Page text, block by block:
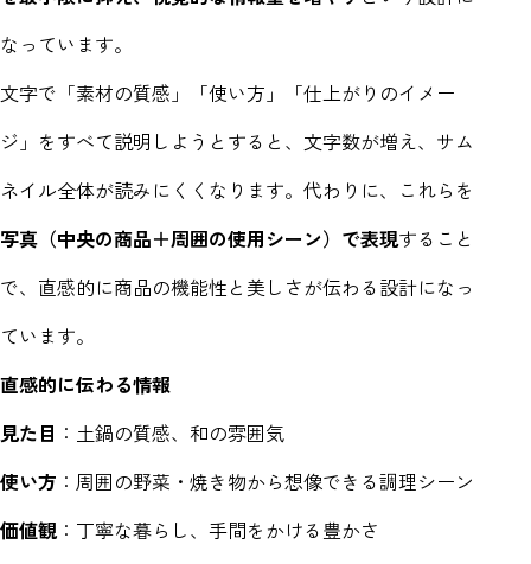
なっています。
文字で「素材の質感」「使い方」「仕上がりのイメー
ジ」をすべて説明しようとすると、文字数が増え、サム
ネイル全体が読みにくくなります。代わりに、これらを
写真（中央の商品＋周囲の使用シーン）で表現すること
で、直感的に商品の機能性と美しさが伝わる設計になっ
ています。
直感的に伝わる情報
見た目 ：土鍋の質感、和の雰囲気
使い方 ：周囲の野菜・焼き物から想像できる調理シーン
価値観：丁寧な暮らし、手間をかける豊かさ